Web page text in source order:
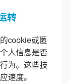
转
cookie或匿
人信息是否
为。这些技
速度。